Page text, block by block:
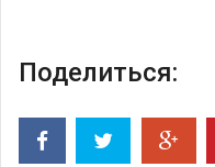
Поделиться: